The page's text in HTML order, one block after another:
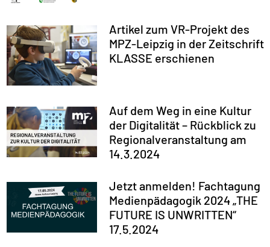
Artikel zum VR-Projekt des
MPZ-Leipzig in der Zeitschrift
KLASSE erschienen
Auf dem Weg in eine Kultur
der Digitalität – Rückblick zu
Regionalveranstaltung am
14.3.2024
Jetzt anmelden! Fachtagung
Medienpädagogik 2024 „THE
FUTURE IS UNWRITTEN“
17.5.2024